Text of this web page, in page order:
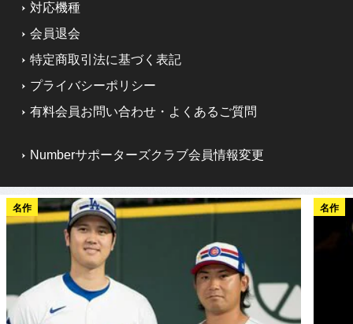
対応機種
会員退会
特定商取引法に基づく表記
プライバシーポリシー
有料会員お問い合わせ・よくあるご質問
Numberサポーターズクラブ会員情報変更
名作 名作